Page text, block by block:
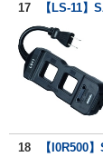
17 【LS-11】
18
【I0R500